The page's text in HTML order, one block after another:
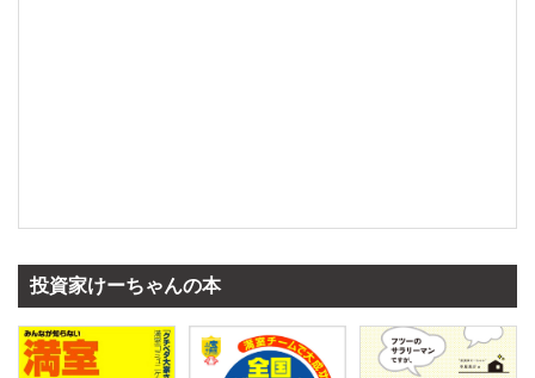
投資家けーちゃんの本